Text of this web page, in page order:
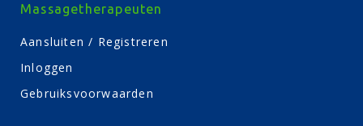
Massagetherapeuten
Aansluiten / Registreren
Inloggen
Gebruiksvoorwaarden